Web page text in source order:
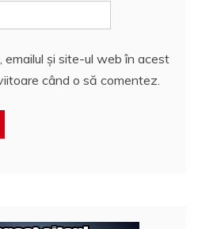
emailul și site-ul web în acest
când o să comentez.